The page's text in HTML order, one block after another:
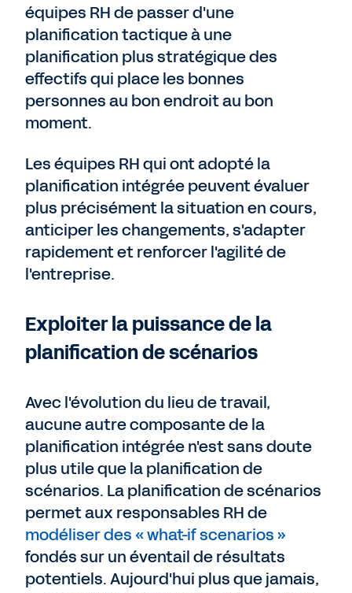
équipes RH de passer d'une
planification tactique à une
planification plus stratégique des
effectifs qui place les bonnes
personnes au bon endroit au bon
moment.
Les équipes RH qui ont adopté la
planification intégrée peuvent évaluer
plus précisément la situation en cours,
anticiper les changements, s'adapter
rapidement et renforcer l'agilité de
l'entreprise.
Exploiter la puissance de la
planification de scénarios
Avec l'évolution du lieu de travail,
aucune autre composante de la
planification intégrée n'est sans doute
plus utile que la planification de
scénarios. La planification de scénarios
permet aux responsables RH de
modéliser des « what-if scenarios »
fondés sur un éventail de résultats
potentiels. Aujourd'hui plus que jamais,